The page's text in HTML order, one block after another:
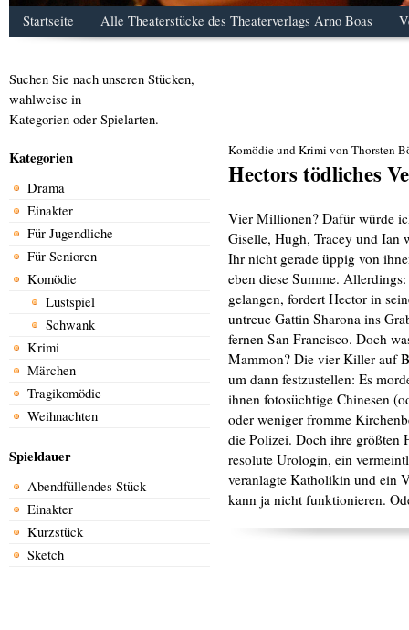
Startseite Alle Theaterstücke des Theaterverlags Arno Boas
Suchen Sie nach unseren Stücken,
wahlweise in
Kategorien oder Spielarten.
Kategorien
Drama
Einakter
Für Jugendliche
Für Senioren
Komödie
Lustspiel
Schwank
Krimi
Märchen
Tragikomödie
Weihnachten
Spieldauer
Abendfüllendes Stück
Einakter
Kurzstück
Sketch
Komödie und Krimi von Thorsten
Hectors tödliches
Vier Millionen? Dafür würde
Giselle, Hugh, Tracey und Ian
Ihr nicht gerade üppig von
eben diese Summe.
gelangen, fordert Hector in
untreue Gattin Sharona ins
fernen San Francisco. Doch
Mammon? Die vier Killer auf
um dann festzustellen: Es
ihnen fotosüchtige Chinesen
oder weniger fromme
die Polizei. Doch ihre größten
resolute Urologin, ein
veranlagte Katholikin und ein
kann ja nicht funktionieren.